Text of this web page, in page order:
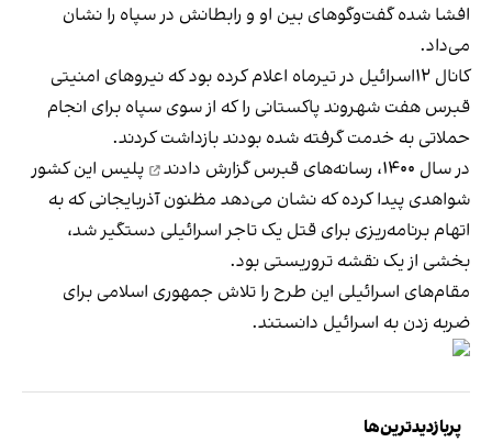
افشا شده گفت‌وگوهای بین او و رابطانش در سپاه را نشان
می‌داد.
کانال ۱۲اسرائیل در تیرماه اعلام کرده بود که نیروهای امنیتی
قبرس هفت شهروند پاکستانی را که از سوی سپاه برای انجام
حملاتی به خدمت گرفته شده بودند بازداشت کردند.
در سال ۱۴۰۰، رسانه‌های قبرس گزارش دادند
پلیس این کشور
شواهدی پیدا کرده که نشان می‌دهد مظنون آذربایجانی که به
اتهام برنامه‌ریزی برای قتل یک تاجر اسرائیلی دستگیر شد،
بخشی از یک نقشه تروریستی بود.
مقام‌های اسرائیلی این طرح را تلاش جمهوری اسلامی برای
ضربه زدن به اسرائیل دانستند.
پربازدیدترین‌ها